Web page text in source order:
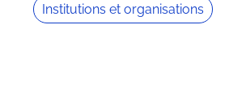
Institutions et organisations